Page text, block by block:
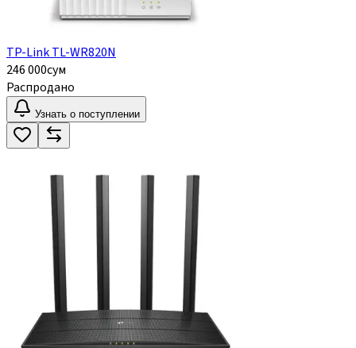
TP-Link TL-WR820N
246 000сум
Распродано
Узнать о поступлении